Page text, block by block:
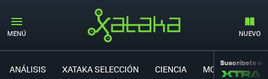
MENÚ NUEVO
ANÁLISIS XATAKA SELECCIÓN CIENCIA MOVILIDAD
Suscríbete a